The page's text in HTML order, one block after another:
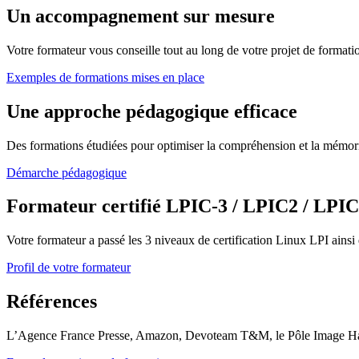
Un accompagnement sur mesure
Votre formateur vous conseille tout au long de votre projet de
Exemples de formations mises en place
Une approche pédagogique efficace
Des formations étudiées pour optimiser la compréhension et la
Démarche pédagogique
Formateur certifié LPIC-3 / LPIC2 /
Votre formateur a passé les 3 niveaux de certification Linux LPI
Profil de votre formateur
Références
L’Agence France Presse, Amazon, Devoteam T&M, le Pôle Image